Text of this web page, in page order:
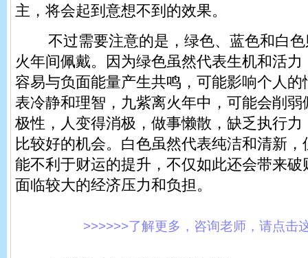
主，将会起到意想不到的效果。
不过需要注意的是，绿色、蓝色和白色
火年间佩戴。因为绿色虽然代表生机和活
容易与负面能量产生共鸣，可能影响个人
表冷静和理智，九紫离火年中，可能会削
极性，人变得消极，做事懒散，缺乏执行
比较好的机会。白色虽然代表纯洁和清新
能不利于财运的提升，不仅如此还会带来
面临较大的经济压力和负担。
>>>>>>了解更多，咨询老师，请点击